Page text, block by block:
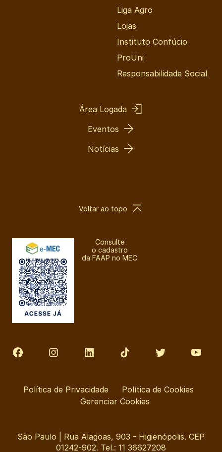
Liga Agro
Lojas
Instituto Confúcio
ProUni
Responsabilidade Social
Área Logada
Eventos
Notícias
Consulte
o cadastro
da FAAP no MEC
Voltar ao topo
Política de Privacidade
Política de Cookies
Gerenciar Cookies
São Paulo | Rua Alagoas, 903 - Higienópolis. CEP
01242-902. Tel.: 11 36627208